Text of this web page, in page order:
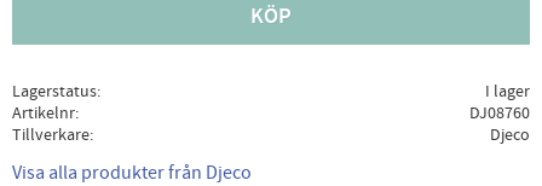
KÖP
Lagerstatus
I lager
Artikelnr
DJ08760
Tillverkare
Djeco
Visa alla produkter från Djeco